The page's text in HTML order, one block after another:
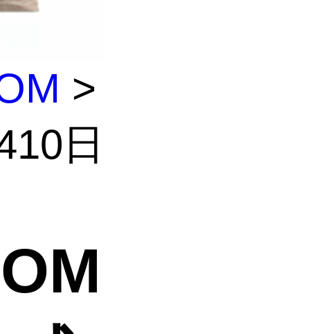
>
日